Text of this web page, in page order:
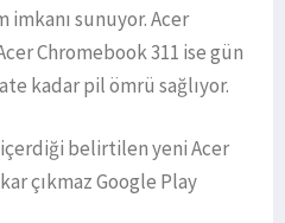
imkanı sunuyor. Acer
Chromebook 311 ise gün
kadar pil ömrü sağlıyor.
içerdiği belirtilen yeni Acer
çıkmaz Google Play